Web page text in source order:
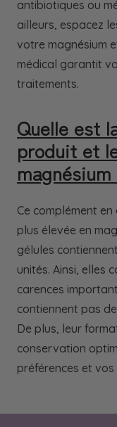
antibiotiques ou
ailleurs, espacez
votre magnésium
médical garantit
traitements.
Quelle est
produit et
Ce complément
plus élevée en
gélules
unités. Ainsi, elles
carences
contiennent pas
De plus, leur
conservation
préférences et